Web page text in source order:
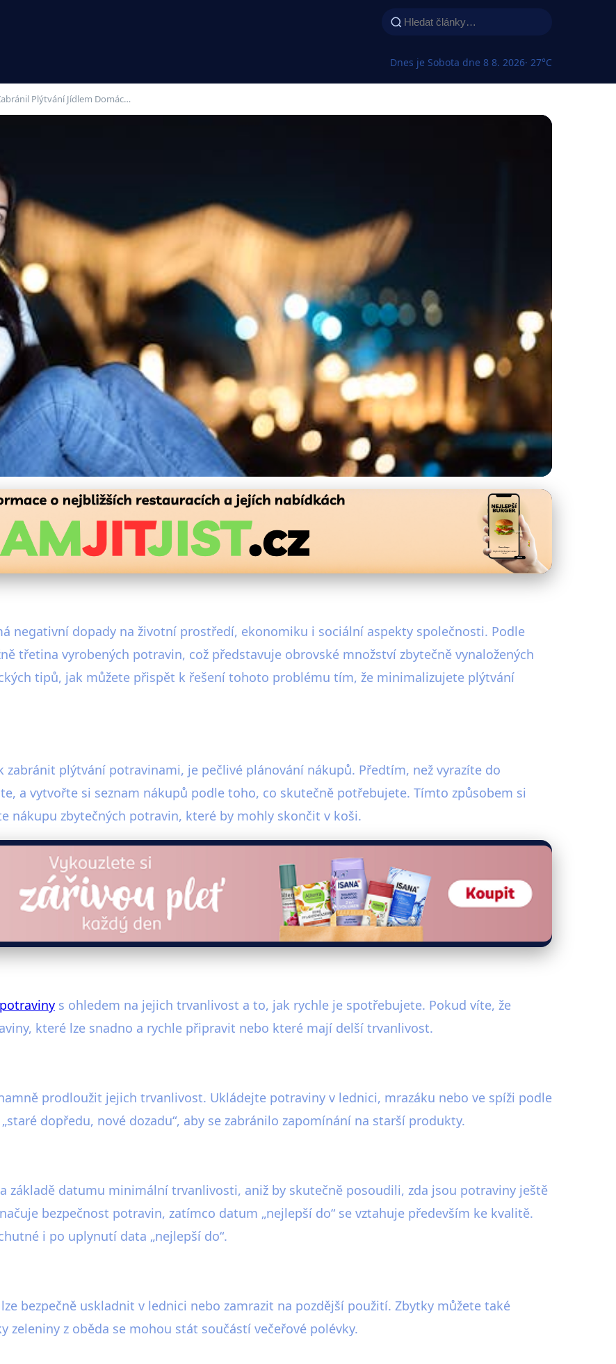
Dnes je Sobota dne 8 8. 2026· 27°C
Plýtvání Jídlem Domác…
Snadno Zabránil Plýtvání Jídlem
negativní dopady na životní prostředí, ekonomiku i sociální aspekty společnosti. Podle
třetina vyrobených potravin, což představuje obrovské množství zbytečně vynaložených
tipů, jak můžete přispět k řešení tohoto problému tím, že minimalizujete plýtvání
zabránit plýtvání potravinami, je pečlivé plánování nákupů. Předtím, než vyrazíte do
a vytvořte si seznam nákupů podle toho, co skutečně potřebujete. Tímto způsobem si
nákupu zbytečných potravin, které by mohly skončit v koši.
potraviny s ohledem na jejich trvanlivost a to, jak rychle je spotřebujete. Pokud víte, že
které lze snadno a rychle připravit nebo které mají delší trvanlivost.
prodloužit jejich trvanlivost. Ukládejte potraviny v lednici, mrazáku nebo ve spíži podle
dopředu, nové dozadu“, aby se zabránilo zapomínání na starší produkty.
základě datumu minimální trvanlivosti, aniž by skutečně posoudili, zda jsou potraviny ještě
bezpečnost potravin, zatímco datum „nejlepší do“ se vztahuje především ke kvalitě.
i po uplynutí data „nejlepší do“.
bezpečně uskladnit v lednici nebo zamrazit na pozdější použití. Zbytky můžete také
zeleniny z oběda se mohou stát součástí večeřové polévky.